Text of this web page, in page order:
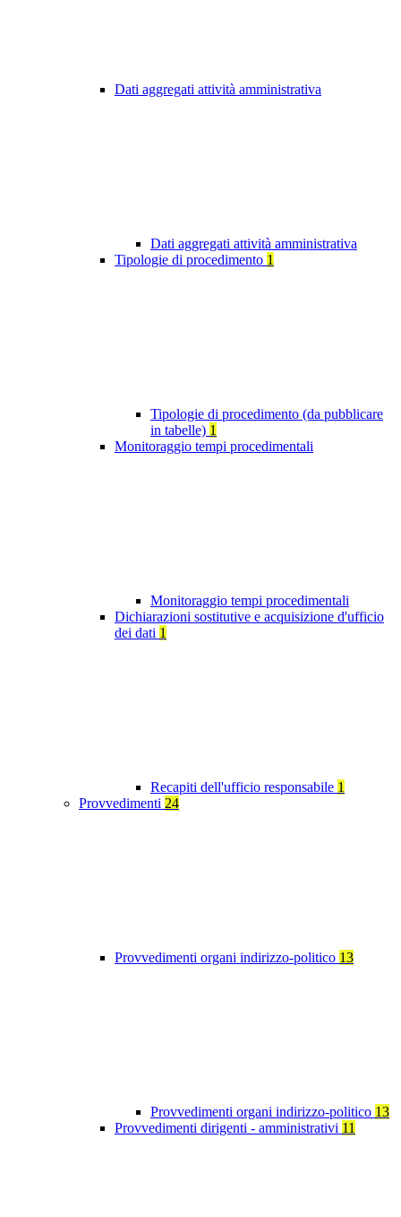
Dati aggregati attività amministrativa
Dati aggregati attività amministrativa
Tipologie di procedimento 1
Tipologie di procedimento (da pubblicare
in tabelle) 1
Monitoraggio tempi procedimentali
Monitoraggio tempi procedimentali
Dichiarazioni sostitutive e acquisizione d'ufficio
dei dati 1
Recapiti dell'ufficio responsabile 1
Provvedimenti 24
Provvedimenti organi indirizzo-politico 13
Provvedimenti organi indirizzo-politico 13
Provvedimenti dirigenti - amministrativi 11